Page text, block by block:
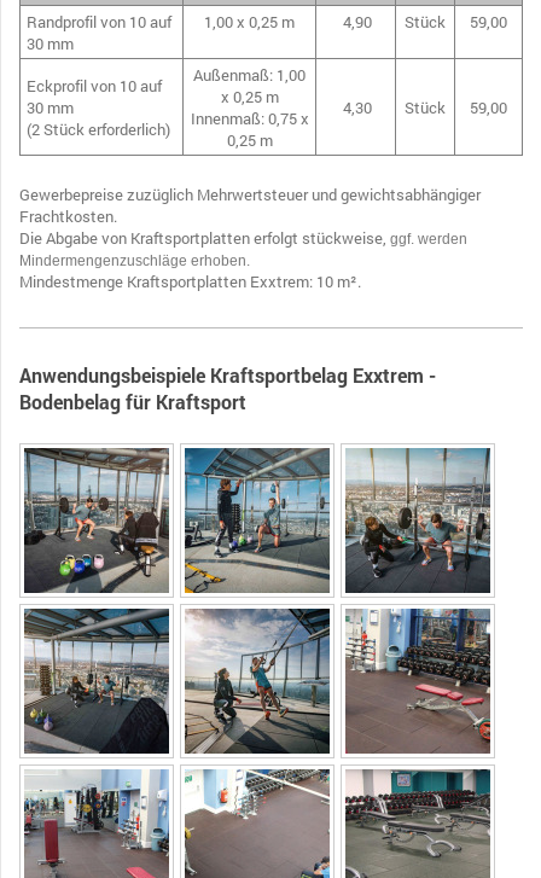
Randprofil von 10 auf
30 mm
1,00 x 0,25 m 4,90 Stück 59,00
Eckprofil von 10 auf
30 mm
(2 Stück erforderlich)
Außenmaß: 1,00
x 0,25 m
Innenmaß: 0,75 x
0,25 m
4,30 Stück 59,00
Gewerbepreise zuzüglich Mehrwertsteuer und gewichtsabhängiger
Frachtkosten.
Die Abgabe von Kraftsportplatten erfolgt stückweise, ggf. werden
Mindermengenzuschläge erhoben.
Mindestmenge Kraftsportplatten Exxtrem: 10 m².
Anwendungsbeispiele Kraftsportbelag Exxtrem -
Bodenbelag für Kraftsport